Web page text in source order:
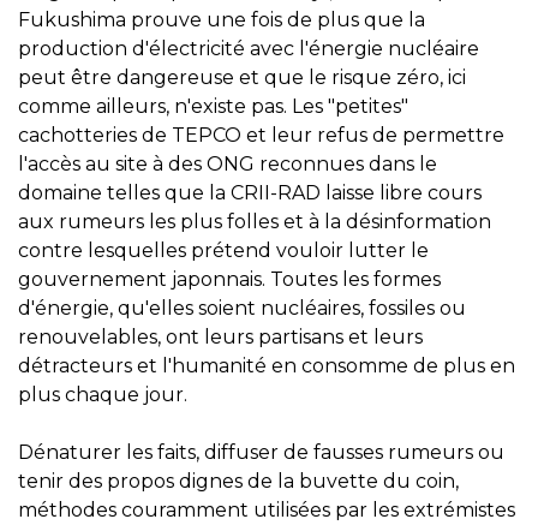
Fukushima prouve une fois de plus que la
production d'électricité avec l'énergie nucléaire
peut être dangereuse et que le risque zéro, ici
comme ailleurs, n'existe pas. Les "petites"
cachotteries de TEPCO et leur refus de permettre
l'accès au site à des ONG reconnues dans le
domaine telles que la CRII-RAD laisse libre cours
aux rumeurs les plus folles et à la désinformation
contre lesquelles prétend vouloir lutter le
gouvernement japonnais. Toutes les formes
d'énergie, qu'elles soient nucléaires, fossiles ou
renouvelables, ont leurs partisans et leurs
détracteurs et l'humanité en consomme de plus en
plus chaque jour.
Dénaturer les faits, diffuser de fausses rumeurs ou
tenir des propos dignes de la buvette du coin,
méthodes couramment utilisées par les extrémistes